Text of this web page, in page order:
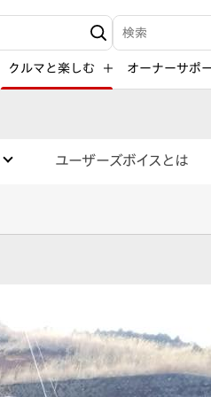
検索キーワード入
クルマと楽しむ オーナーサポ
ユーザーズボイスとは